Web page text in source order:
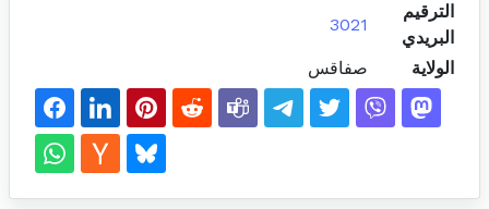
الترقيم
البريدي
3021
الولاية صفاقس